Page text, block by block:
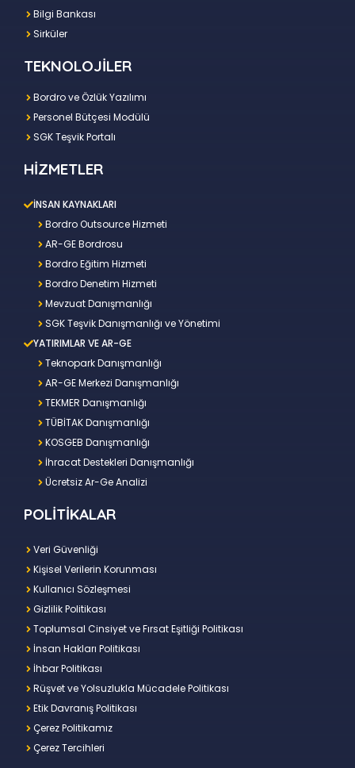
Bilgi Bankası
Sirküler
TEKNOLOJİLER
Bordro ve Özlük Yazılımı
Personel Bütçesi Modülü
SGK Teşvik Portalı
HİZMETLER
İNSAN KAYNAKLARI
Bordro Outsource Hizmeti
AR-GE Bordrosu
Bordro Eğitim Hizmeti
Bordro Denetim Hizmeti
Mevzuat Danışmanlığı
SGK Teşvik Danışmanlığı ve Yönetimi
YATIRIMLAR VE AR-GE
Teknopark Danışmanlığı
AR-GE Merkezi Danışmanlığı
TEKMER Danışmanlığı
TÜBİTAK Danışmanlığı
KOSGEB Danışmanlığı
İhracat Destekleri Danışmanlığı
Ücretsiz Ar-Ge Analizi
POLİTİKALAR
Veri Güvenliği
Kişisel Verilerin Korunması
Kullanıcı Sözleşmesi
Gizlilik Politikası
Toplumsal Cinsiyet ve Fırsat Eşitliği Politikası
İnsan Hakları Politikası
İhbar Politikası
Rüşvet ve Yolsuzlukla Mücadele Politikası
Etik Davranış Politikası
Çerez Politikamız
Çerez Tercihleri